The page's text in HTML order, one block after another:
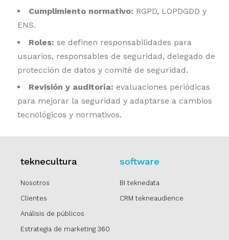
Cumplimiento normativo: RGPD, LOPDGDD y
ENS.
Roles: se definen responsabilidades para
usuarios, responsables de seguridad, delegado de
protección de datos y comité de seguridad.
Revisión y auditoría: evaluaciones periódicas
para mejorar la seguridad y adaptarse a cambios
tecnológicos y normativos.
teknecultura
Nosotros
Clientes
Análisis de públicos
Estrategia de marketing 360
software
BI teknedata
CRM tekneaudience